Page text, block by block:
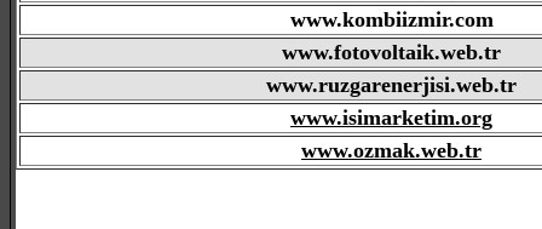
www.kombiizmir.com
www.fotovoltaik.web.tr
www.ruzgarenerjisi.web.tr
www.isimarketim.org
www.ozmak.web.tr